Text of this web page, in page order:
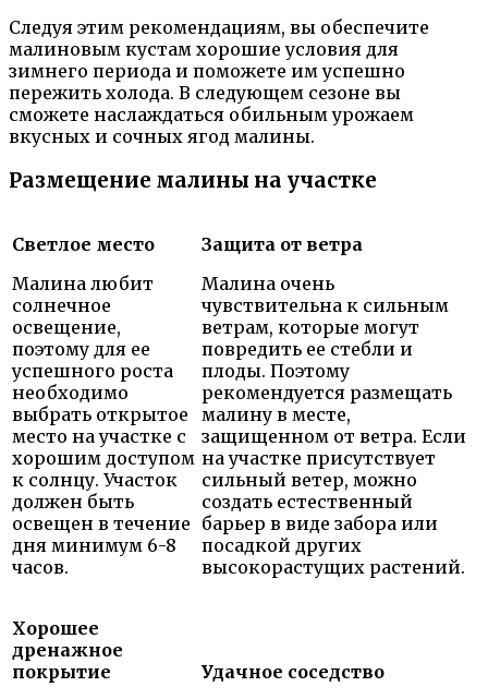
Следуя этим рекомендациям, вы обеспечите
малиновым кустам хорошие условия для
зимнего периода и поможете им успешно
пережить холода. В следующем сезоне вы
сможете наслаждаться обильным урожаем
вкусных и сочных ягод малины.
Размещение малины на участке
Светлое место
Малина любит
солнечное
освещение,
поэтому для ее
успешного роста
необходимо
выбрать открытое
место на участке с
хорошим доступом
к солнцу. Участок
должен быть
освещен в течение
дня минимум 6-8
часов.
Защита от ветра
Малина очень
чувствительна к сильным
ветрам, которые могут
повредить ее стебли и
плоды. Поэтому
рекомендуется размещать
малину в месте,
защищенном от ветра. Если
на участке присутствует
сильный ветер, можно
создать естественный
барьер в виде забора или
посадкой других
высокорастущих растений.
Хорошее
дренажное
покрытие
Удачное соседство